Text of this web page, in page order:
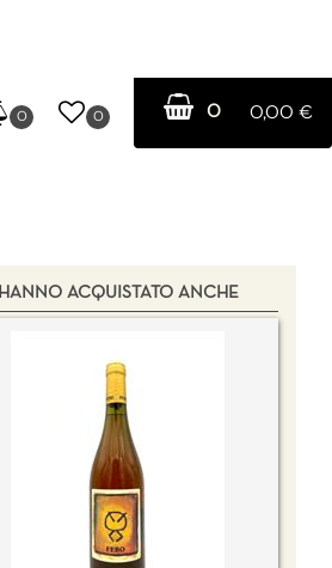
0 0 0 0,00 €
HANNO ACQUISTATO ANCHE